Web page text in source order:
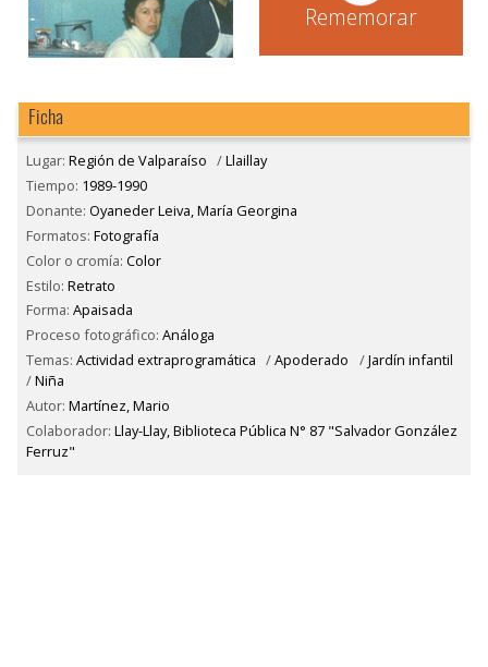
Rememorar
Ficha
Lugar: Región de Valparaíso /Llaillay
Tiempo: 1989-1990
Donante: Oyaneder Leiva, María Georgina
Formatos: Fotografía
Color o cromía: Color
Estilo: Retrato
Forma: Apaisada
Proceso fotográfico: Análoga
Temas: Actividad extraprogramática /Apoderado /Jardín infantil
/Niña
Autor: Martínez, Mario
Colaborador: Llay-Llay, Biblioteca Pública N° 87 "Salvador González
Ferruz"